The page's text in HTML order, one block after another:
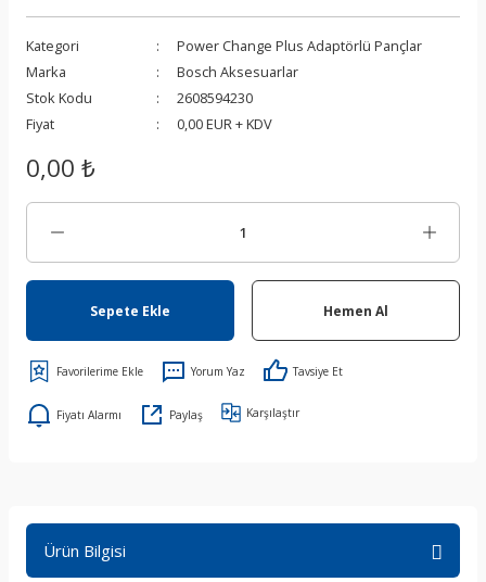
Kategori
Power Change Plus Adaptörlü Pançlar
Marka
Bosch Aksesuarlar
Stok Kodu
2608594230
Fiyat
0,00 EUR + KDV
0,00 ₺
Sepete Ekle Hemen Al
Yorum Yaz Tavsiye Et
Fiyatı Alarmı Paylaş Karşılaştır
Ürün Bilgisi